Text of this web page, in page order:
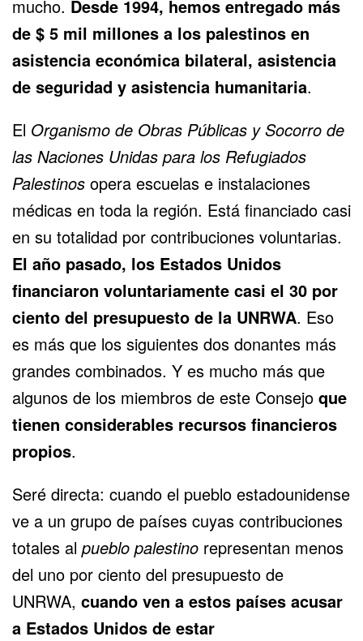
mucho. Desde 1994, hemos entregado más
de $ 5 mil millones a los palestinos en
asistencia económica bilateral, asistencia
de seguridad y asistencia humanitaria.
El Organismo de Obras Públicas y Socorro de
las Naciones Unidas para los Refugiados
Palestinos opera escuelas e instalaciones
médicas en toda la región. Está financiado casi
en su totalidad por contribuciones voluntarias.
El año pasado, los Estados Unidos
financiaron voluntariamente casi el 30 por
ciento del presupuesto de la UNRWA. Eso
es más que los siguientes dos donantes más
grandes combinados. Y es mucho más que
algunos de los miembros de este Consejo que
tienen considerables recursos financieros
propios.
Seré directa: cuando el pueblo estadounidense
ve a un grupo de países cuyas contribuciones
totales al pueblo palestino representan menos
del uno por ciento del presupuesto de
UNRWA, cuando ven a estos países acusar
a Estados Unidos de estar